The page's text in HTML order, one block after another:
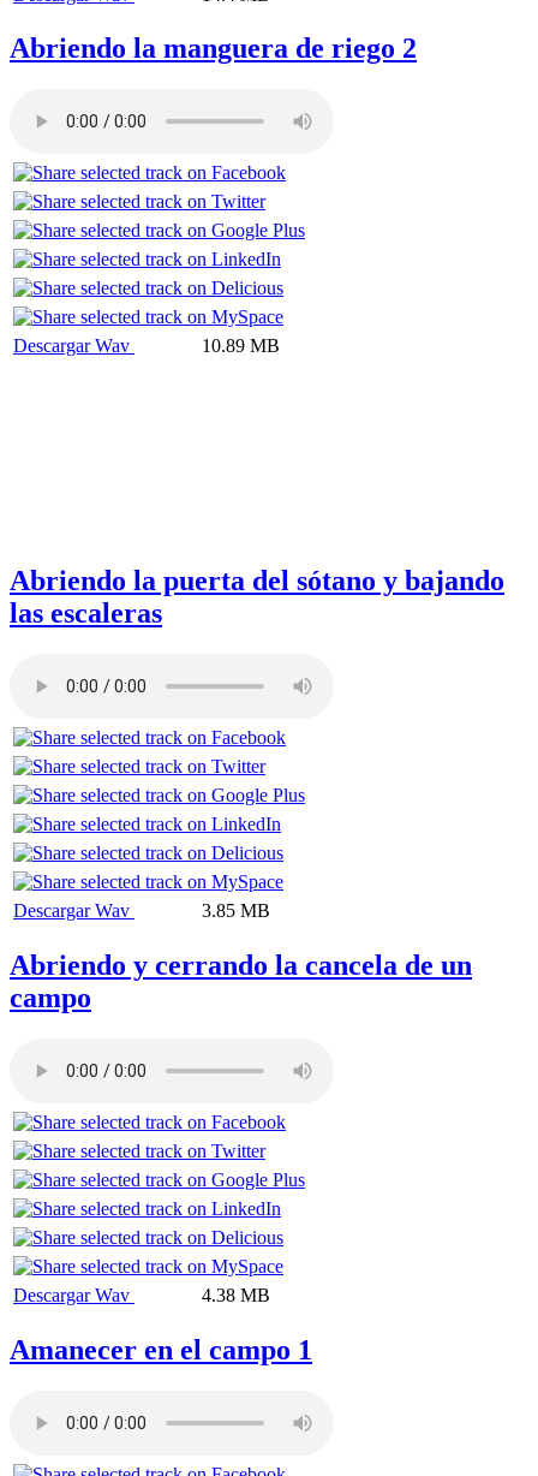
Abriendo la manguera de riego 2
Descargar Wav 10.89 MB
Abriendo la puerta del sótano y bajando
las escaleras
Descargar Wav 3.85 MB
Abriendo y cerrando la cancela de un
campo
Descargar Wav 4.38 MB
Amanecer en el campo 1